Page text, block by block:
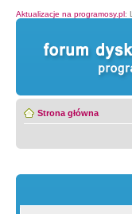
Aktualizacje na programosy.pl:
Strona główna